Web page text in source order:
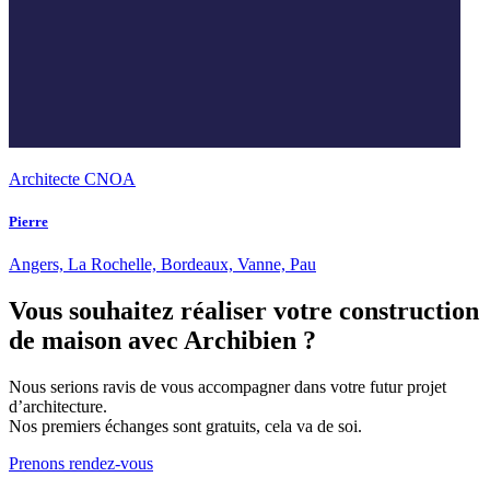
Architecte CNOA
Pierre
Angers, La Rochelle, Bordeaux, Vanne, Pau
Vous souhaitez réaliser votre construction
de maison avec Archibien ?
Nous serions ravis de vous accompagner dans votre futur projet
d’architecture.
Nos premiers échanges sont gratuits, cela va de soi.
Prenons rendez-vous